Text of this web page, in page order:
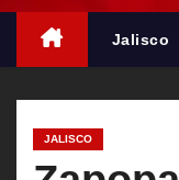
Jalisco
JALISCO